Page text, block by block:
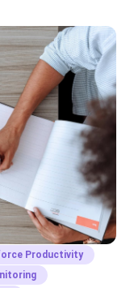
Productivity